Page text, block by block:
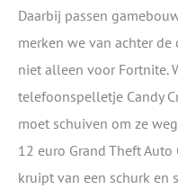
Daarbij passen
merken we van achter
niet alleen voor Fortnite.
telefoonspelletje Candy
moet schuiven om ze
12 euro Grand Theft
kruipt van een schurk en